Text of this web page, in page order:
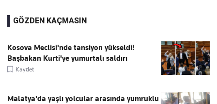
GÖZDEN KAÇMASIN
Kosova Meclisi'nde tansiyon yükseldi!
Başbakan Kurti'ye yumurtalı saldırı
Kaydet
Malatya'da yaşlı yolcular arasında yumruklu